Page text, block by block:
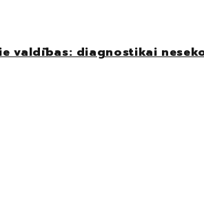
valdības: diagnostikai